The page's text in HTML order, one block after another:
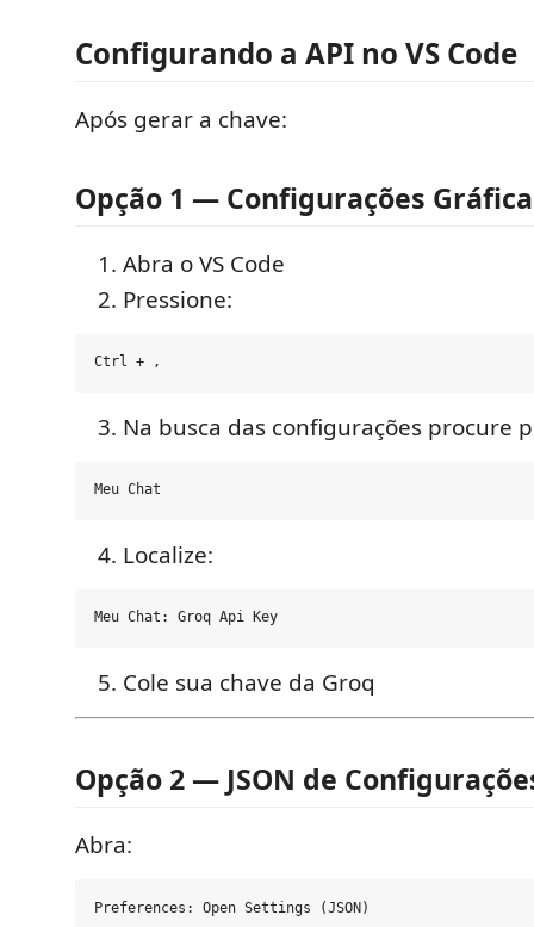
Configurando a API no VS Code
Após gerar a chave:
Opção 1 — Configurações
Abra o VS Code
Pressione:
Na busca das configurações procure
Localize:
Cole sua chave da Groq
Opção 2 — JSON de
Abra: